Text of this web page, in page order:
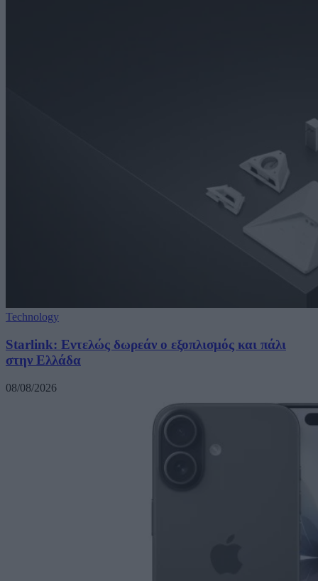
Technology
Starlink: Εντελώς δωρεάν ο εξοπλισμός και πάλι
στην Ελλάδα
08/08/2026